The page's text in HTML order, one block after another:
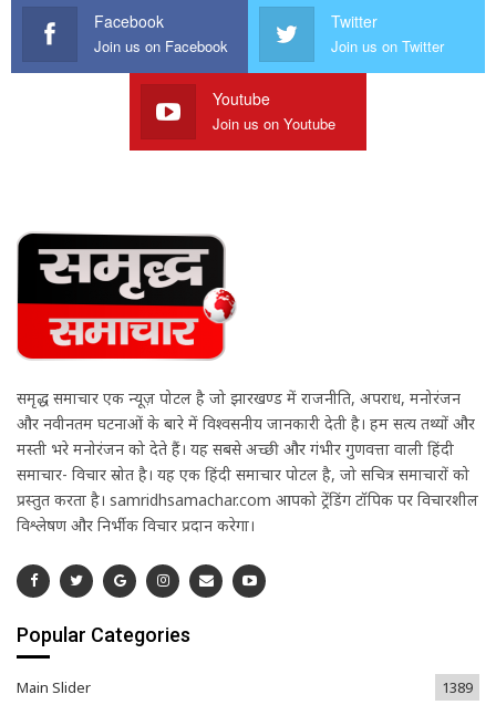
Facebook
Join us on Facebook
Twitter
Join us on Twitter
Youtube
Join us on Youtube
समृद्ध समाचार एक न्यूज़ पोर्टल है जो झारखण्ड में राजनीति, अपराध, मनोरंजन
और नवीनतम घटनाओं के बारे में विश्वसनीय जानकारी देती है। हम सत्य तथ्यों और
मस्ती भरे मनोरंजन को देते हैं। यह सबसे अच्छी और गंभीर गुणवत्ता वाली हिंदी
समाचार- विचार स्रोत है। यह एक हिंदी समाचार पोर्टल है, जो सचित्र समाचारों को
प्रस्तुत करता है। samridhsamachar.com आपको ट्रेंडिंग टॉपिक पर विचारशील
विश्लेषण और निर्भीक विचार प्रदान करेगा।
Popular Categories
Main Slider 1389